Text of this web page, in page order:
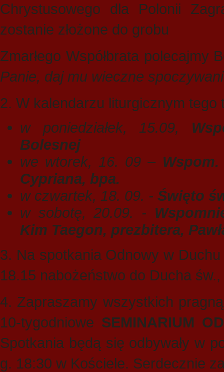
Chrystusowego dla Polonii
zostanie złożone do grobu
Zmarłego Współbrata polecajmy
Panie, daj mu wieczne
2. W kalendarzu liturgicznym tego
w poniedziałek, 15.09,
Bolesnej
we wtorek, 16. 09 –
Cypriana, bpa.
w czwartek, 18. 09. - Święto
w sobotę, 20.09. -
Kim Taegon, prezbitera,
3. Na spotkania Odnowy w
18.15 nabożeństwo do Ducha
4. Zapraszamy wszystkich
10-tygodniowe SEMINARIUM
Spotkania będą się odbywały w
g. 18:30 w Kościele. Serdecznie